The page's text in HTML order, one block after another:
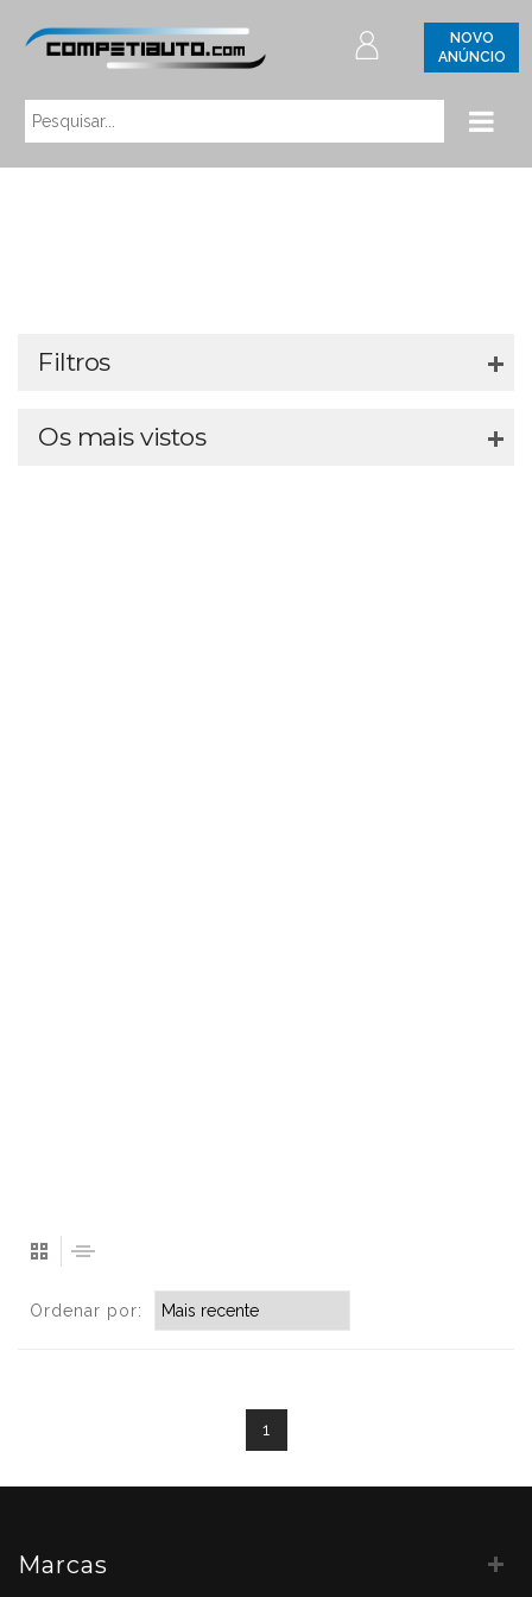
NOVO
ANÚNCIO
Filtros
Os mais vistos
Ordenar por:
1
Marcas